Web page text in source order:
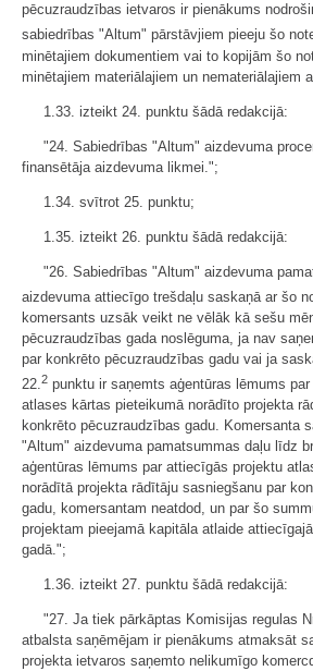
pēcuzraudzības ietvaros ir pienākums
sabiedrības "Altum" pārstāvjiem pieeju šo
minētajiem dokumentiem vai to kopijām šo
minētajiem materiālajiem un nemateriālajiem
1.33. izteikt 24. punktu šādā redakcijā:
"24. Sabiedrības "Altum" aizdevuma
finansētāja aizdevuma likmei.";
1.34. svītrot 25. punktu;
1.35. izteikt 26. punktu šādā redakcijā:
"26. Sabiedrības "Altum" aizdevuma
aizdevuma attiecīgo trešdaļu saskaņā ar šo
komersants uzsāk veikt ne vēlāk kā sešu
pēcuzraudzības gada noslēguma, ja nav
par konkrēto pēcuzraudzības gadu vai ja
22.2 punktu ir saņemts aģentūras lēmums
atlases kārtas pieteikumā norādīto projekta
konkrēto pēcuzraudzības gadu. Komersanta
"Altum" aizdevuma pamatsummas daļu līdz
aģentūras lēmums par attiecīgās projektu
norādītā projekta rādītāju sasniegšanu par
gadu, komersantam neatdod, un par šo
projektam pieejamā kapitāla atlaide
gadā.";
1.36. izteikt 27. punktu šādā redakcijā:
"27. Ja tiek pārkāptas Komisijas regulas
atbalsta saņēmējam ir pienākums atmaksāt
projekta ietvaros saņemto nelikumīgo